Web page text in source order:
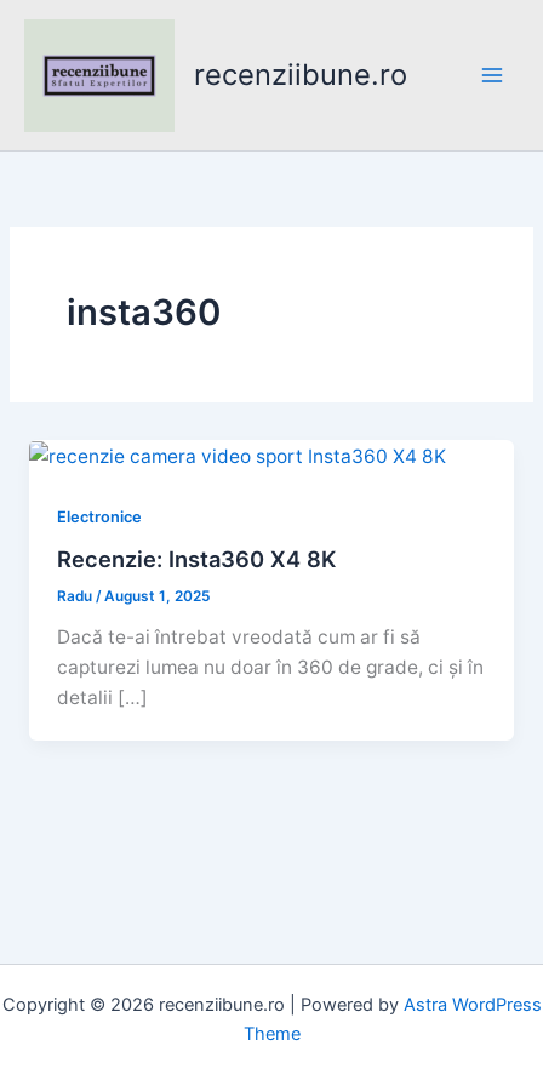
content
recenziibune.ro
insta360
Electronice
Recenzie: Insta360 X4 8K
Radu/August 1, 2025
Dacă te-ai întrebat vreodată cum ar fi să
capturezi lumea nu doar în 360 de grade, ci și în
detalii […]
Copyright © 2026 recenziibune.ro | Powered by Astra WordPress
Theme